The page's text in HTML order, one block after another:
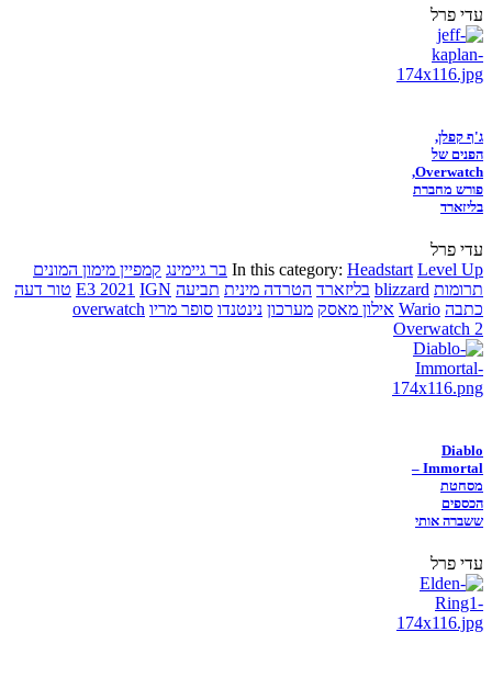
עדי פרל
ג'ף קפלן,
הפנים של
Overwatch,
פורש מחברת
בליזארד
עדי פרל
In this category: Headstart Level Up בר גיימינג קמפיין מימון המונים
תרומות blizzard בליזארד הטרדה מינית תביעה E3 2021 IGN
טור דעה
כתבה Wario אילון מאסק מערכון נינטנדו סופר מריו overwatch
Overwatch 2
Diablo
Immortal –
מסחטת
הכספים
ששברה אותי
עדי פרל